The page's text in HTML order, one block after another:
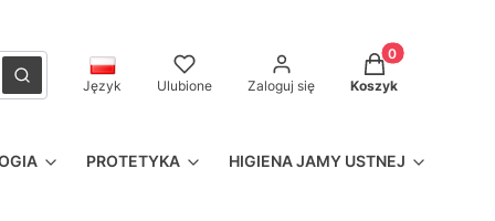
Szukaj Język Ulubione Zaloguj się
Produkty w
Koszyk
PROTETYKA HIGIENA JAMY USTNEJ